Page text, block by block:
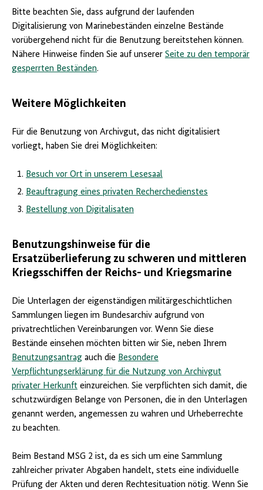
Bitte beachten Sie, dass aufgrund der laufenden
Digitalisierung von Marinebeständen einzelne Bestände
vorübergehend nicht für die Benutzung bereitstehen können.
Nähere Hinweise finden Sie auf unserer Seite zu den temporär
gesperrten Beständen.
Weitere Möglichkeiten
Für die Benutzung von Archivgut, das nicht digitalisiert
vorliegt, haben Sie drei Möglichkeiten:
Besuch vor Ort in unserem Lesesaal
Beauftragung eines privaten Recherchedienstes
Bestellung von Digitalisaten
Benutzungshinweise für die
Ersatzüberlieferung zu schweren und mittleren
Kriegsschiffen der Reichs- und Kriegsmarine
Die Unterlagen der eigenständigen militärgeschichtlichen
Sammlungen liegen im Bundesarchiv aufgrund von
privatrechtlichen Vereinbarungen vor. Wenn Sie diese
Bestände einsehen möchten bitten wir Sie, neben Ihrem
Benutzungsantrag auch die Besondere
Verpflichtungserklärung für die Nutzung von Archivgut
privater Herkunft einzureichen. Sie verpflichten sich damit, die
schutzwürdigen Belange von Personen, die in den Unterlagen
genannt werden, angemessen zu wahren und Urheberrechte
zu beachten.
Beim Bestand MSG 2 ist, da es sich um eine Sammlung
zahlreicher privater Abgaben handelt, stets eine individuelle
Prüfung der Akten und deren Rechtesituation nötig. Wenn Sie